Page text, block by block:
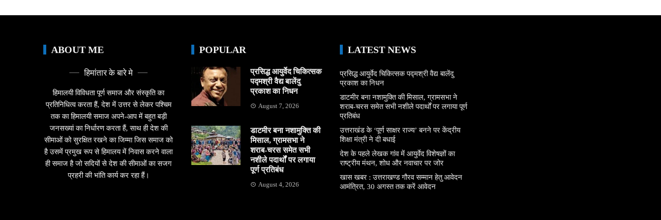
ABOUT ME
हिमांतार के बारे मे
हिमालयी विविधता पूर्ण समाज और संस्कृति का
प्रतिनिधित्व करता हैं, देश में उत्तर से लेकर पश्चिम
तक का हिमालयी समाज अपने-आप में बहुत बड़ी
जनसख्यां का निर्धारण करता हैं, साथ ही देश की
सीमाओं को सुरक्षित रखने का जिम्मा जिस समाज को
है उसमें प्रमुख रूप से हिमालय में निवास करने वाला
ही समाज है जो सदियों से देश की सीमाओं का सजग
प्रहरी की भांति कार्य कर रहा हैं।
POPULAR
प्रसिद्ध आयुर्वेद चिकित्सक
पद्मश्री वैद्य बालेंदु
प्रकाश का निधन
August 7, 2026
डाटमीर बना नशामुक्ति की
मिसाल, ग्रामसभा ने
शराब-चरस समेत सभी
नशीले पदार्थों पर लगाया
पूर्ण प्रतिबंध
August 4, 2026
LATEST NEWS
प्रसिद्ध आयुर्वेद चिकित्सक पद्मश्री वैद्य बालेंदु
प्रकाश का निधन
डाटमीर बना नशामुक्ति की मिसाल, ग्रामसभा ने
शराब-चरस समेत सभी नशीले पदार्थों पर लगाया पूर्ण
प्रतिबंध
उत्तराखंड के ‘पूर्ण साक्षर राज्य’ बनने पर केंद्रीय
शिक्षा मंत्री ने दी बधाई
देश के पहले लेखक गांव में आयुर्वेद विशेषज्ञों का
राष्ट्रीय मंथन, शोध और नवाचार पर जोर
खास खबर : उत्तराखण्ड गौरव सम्मान हेतु आवेदन
आमंत्रित, 30 अगस्त तक करें आवेदन